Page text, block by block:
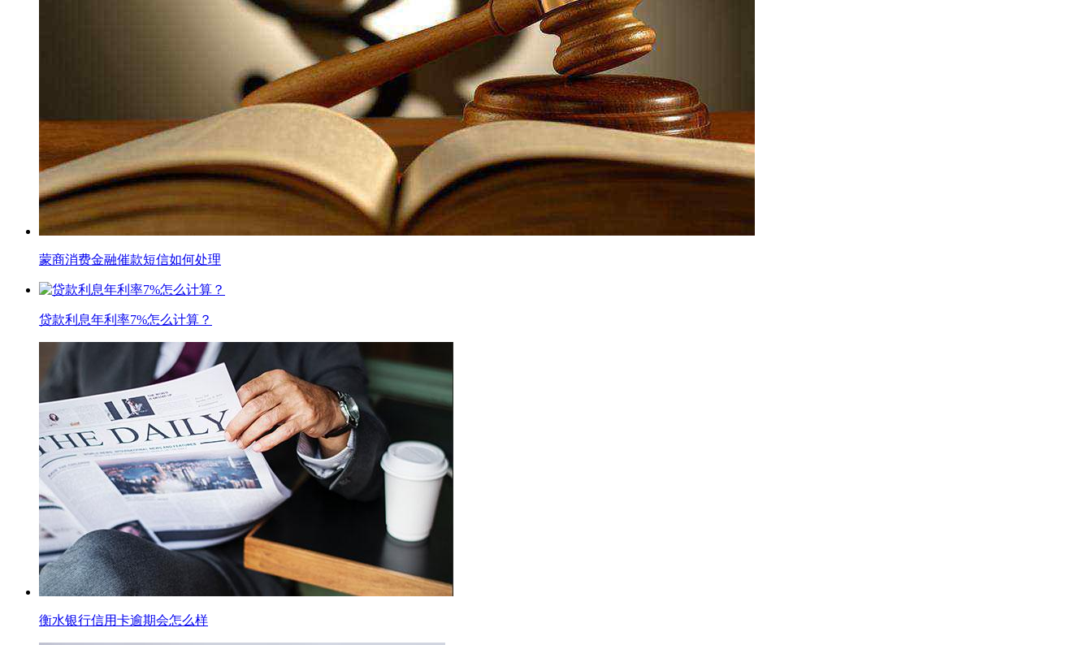
蒙商消费金融催款短信如何处理
贷款利息年利率7%怎么计算？
衡水银行信用卡逾期会怎么样